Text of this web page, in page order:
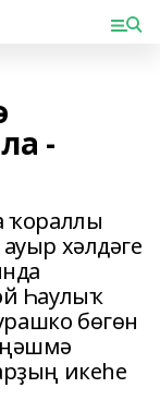
-
ҡораллы
хәлдәге
Һаулыҡ
бөгөн
икеһе